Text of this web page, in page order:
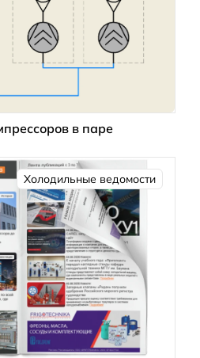
в паре
Холодильные ведомости